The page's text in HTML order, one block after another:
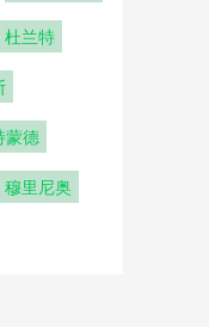
杜兰特
蒙德
穆里尼奥